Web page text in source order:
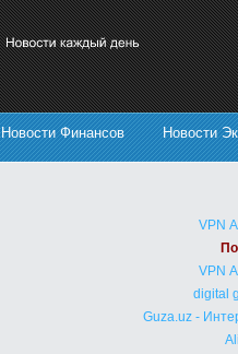
Новости Финансов Новости
VPN
VPN
digital
Guza.uz -